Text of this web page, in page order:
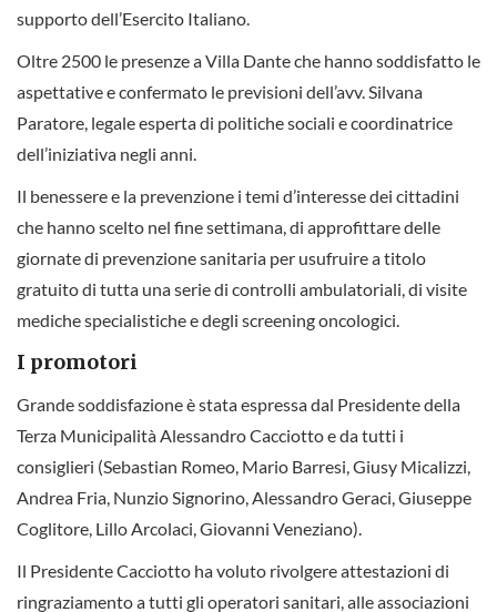
supporto dell’Esercito Italiano.
Oltre 2500 le presenze a Villa Dante che hanno soddisfatto le
aspettative e confermato le previsioni dell’avv. Silvana
Paratore, legale esperta di politiche sociali e coordinatrice
dell’iniziativa negli anni.
Il benessere e la prevenzione i temi d’interesse dei cittadini
che hanno scelto nel fine settimana, di approfittare delle
giornate di prevenzione sanitaria per usufruire a titolo
gratuito di tutta una serie di controlli ambulatoriali, di visite
mediche specialistiche e degli screening oncologici.
I promotori
Grande soddisfazione è stata espressa dal Presidente della
Terza Municipalità Alessandro Cacciotto e da tutti i
consiglieri (Sebastian Romeo, Mario Barresi, Giusy Micalizzi,
Andrea Fria, Nunzio Signorino, Alessandro Geraci, Giuseppe
Coglitore, Lillo Arcolaci, Giovanni Veneziano).
Il Presidente Cacciotto ha voluto rivolgere attestazioni di
ringraziamento a tutti gli operatori sanitari, alle associazioni